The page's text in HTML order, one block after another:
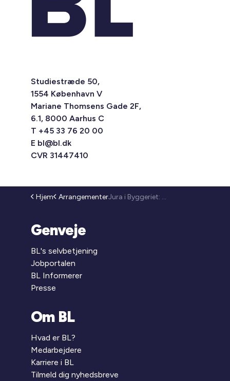
Studiestræde 50,
1554 København V
Mariane Thomsens Gade 2F,
6.1, 8000 Aarhus C
T +45 33 76 20 00
E bl@bl.dk
CVR 31447410
Hjem Arrangementer Jura i Byggeriet: Grundkøbsaftalen og håndtering af risici (26-62)
Genveje
BL's selvbetjening
Jobportalen
BL Informerer
Presse
Om BL
Hvad er BL?
Medarbejdere
Karriere i BL
Tilmeld dig nyhedsbreve